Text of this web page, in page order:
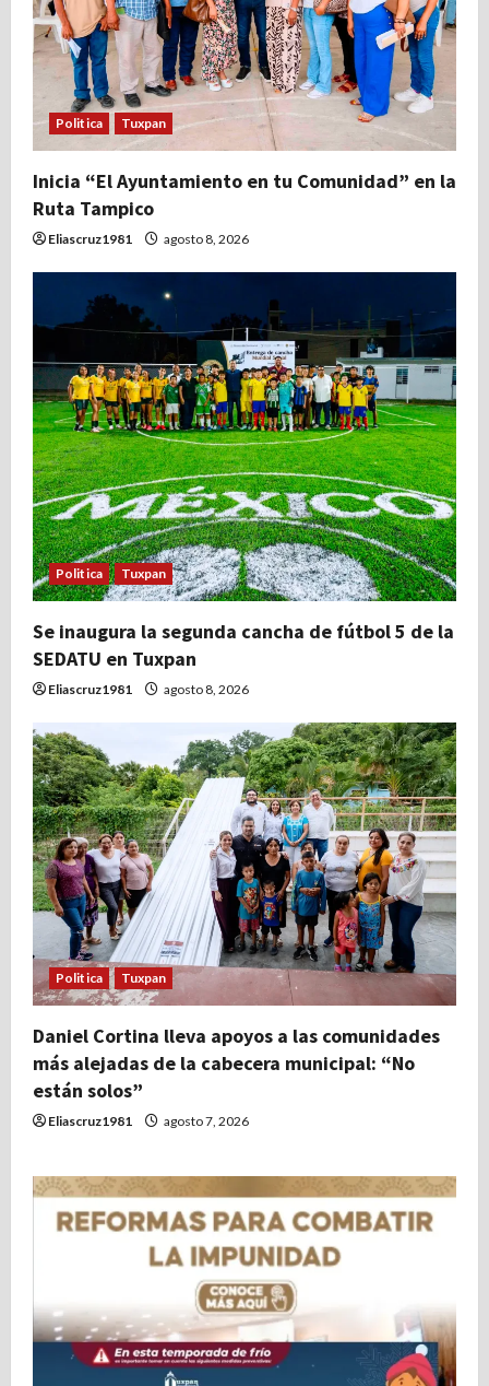
e
e
n
t
r
a
a
s
Politica Tuxpan
Inicia “El Ayuntamiento en tu Comunidad” en la
Ruta Tampico
Eliascruz1981 agosto 8, 2026
Politica Tuxpan
Se inaugura la segunda cancha de fútbol 5 de la
SEDATU en Tuxpan
Eliascruz1981 agosto 8, 2026
Politica Tuxpan
Daniel Cortina lleva apoyos a las comunidades
más alejadas de la cabecera municipal: “No
están solos”
Eliascruz1981 agosto 7, 2026